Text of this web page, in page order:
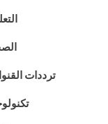
ترددات